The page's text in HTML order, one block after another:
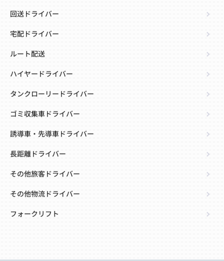
回送ドライバー
宅配ドライバー
ルート配送
ハイヤードライバー
タンクローリードライバー
ゴミ収集車ドライバー
誘導車・先導車ドライバー
長距離ドライバー
その他旅客ドライバー
その他物流ドライバー
フォークリフト